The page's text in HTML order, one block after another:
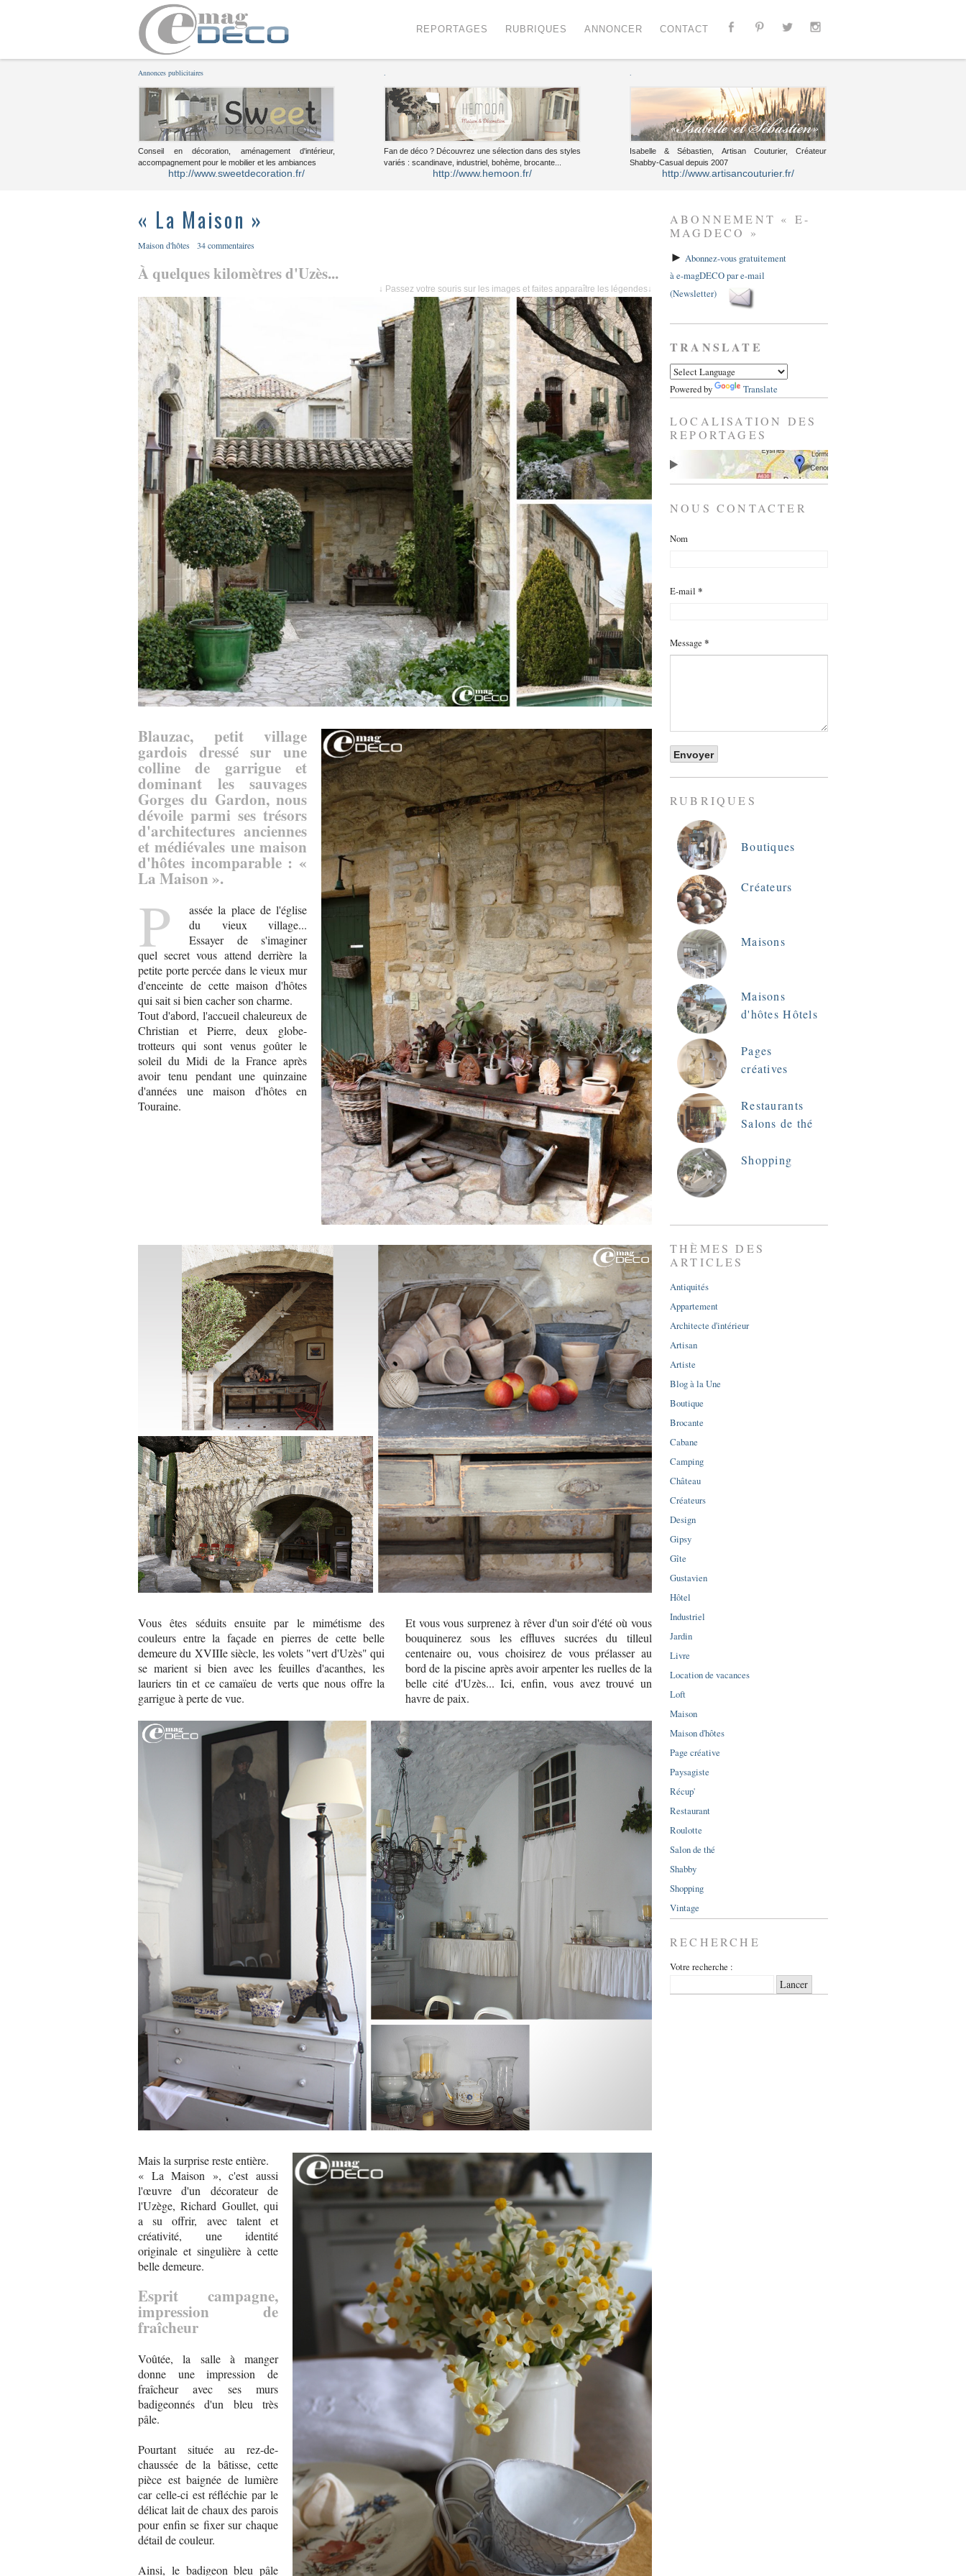
REPORTAGES RUBRIQUES ANNONCER CONTACT
Annonces publicitaires
Conseil en décoration, aménagement d'intérieur,
accompagnement pour le mobilier et les ambiances
http://www.sweetdecoration.fr/
Fan de déco ? Découvrez une sélection dans des styles
variés : scandinave, industriel, bohème, brocante...
http://www.hemoon.fr/
Isabelle & Sébastien, Artisan Couturier, Créateur
Shabby-Casual depuis 2007
http://www.artisancouturier.fr/
« La Maison »
Maison d'hôtes 34 commentaires
À quelques kilomètres d'Uzès...
↓ Passez votre souris sur les images et faites apparaître les légendes↓
Blauzac, petit village
gardois dressé sur une
colline de garrigue et
dominant les sauvages
Gorges du Gardon, nous
dévoile parmi ses trésors
d'architectures anciennes
et médiévales une maison
d'hôtes incomparable : «
La Maison ».
P
assée la place de l'église
du vieux village...
Essayer de s'imaginer
quel secret vous attend derrière la
petite porte percée dans le vieux mur
d'enceinte de cette maison d'hôtes
qui sait si bien cacher son charme.
Tout d'abord, l'accueil chaleureux de
Christian et Pierre, deux globe-
trotteurs qui sont venus goûter le
soleil du Midi de la France après
avoir tenu pendant une quinzaine
d'années une maison d'hôtes en
Touraine.
Vous êtes séduits ensuite par le mimétisme des
couleurs entre la façade en pierres de cette belle
demeure du XVIIIe siècle, les volets "vert d'Uzès" qui
se marient si bien avec les feuilles d'acanthes, les
lauriers tin et ce camaïeu de verts que nous offre la
garrigue à perte de vue.
Et vous vous surprenez à rêver d'un soir d'été où vous
bouquinerez sous les effluves sucrées du tilleul
centenaire ou, vous choisirez de vous prélasser au
bord de la piscine après avoir arpenter les ruelles de la
belle cité d'Uzès... Ici, enfin, vous avez trouvé un
havre de paix.
Mais la surprise reste entière.
« La Maison », c'est aussi
l'œuvre d'un décorateur de
l'Uzège, Richard Goullet, qui
a su offrir, avec talent et
créativité, une identité
originale et singulière à cette
belle demeure.
Esprit campagne,
impression de
fraîcheur
Voûtée, la salle à manger
donne une impression de
fraîcheur avec ses murs
badigeonnés d'un bleu très
pâle.
Pourtant située au rez-de-
chaussée de la bâtisse, cette
pièce est baignée de lumière
car celle-ci est réfléchie par le
délicat lait de chaux des parois
pour enfin se fixer sur chaque
détail de couleur.
Ainsi, le badigeon bleu pâle
ABONNEMENT « E-
MAGDECO »
► Abonnez-vous gratuitement
à e-magDECO par e-mail
(Newsletter)
TRANSLATE
Powered by Translate
LOCALISATION DES
REPORTAGES
NOUS CONTACTER
Nom
E-mail *
Message *
RUBRIQUES
Boutiques
Créateurs
Maisons
Maisons
d'hôtes Hôtels
Pages
créatives
Restaurants
Salons de thé
Shopping
THÈMES DES
ARTICLES
Antiquités
Appartement
Architecte d'intérieur
Artisan
Artiste
Blog à la Une
Boutique
Brocante
Cabane
Camping
Château
Créateurs
Design
Gipsy
Gîte
Gustavien
Hôtel
Industriel
Jardin
Livre
Location de vacances
Loft
Maison
Maison d'hôtes
Page créative
Paysagiste
Récup'
Restaurant
Roulotte
Salon de thé
Shabby
Shopping
Vintage
RECHERCHE
Votre recherche :